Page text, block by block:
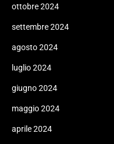
ottobre 2024
settembre 2024
agosto 2024
luglio 2024
giugno 2024
maggio 2024
aprile 2024